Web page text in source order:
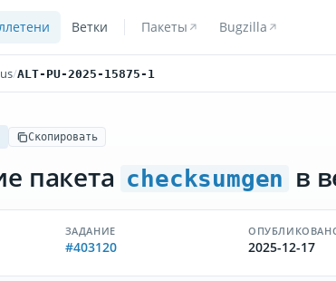
Ветки Пакеты Bugzilla
/ALT-PU-2025-15875-1
Скопировать
пакета checksumgen в
ЗАДАНИЕ
#403120 2025-12-17